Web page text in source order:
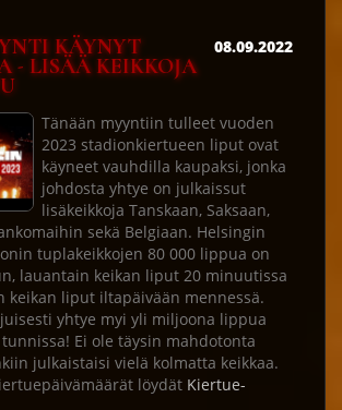
KÄYNYT
- LISÄÄ KEIKKOJA
08.09.2022
Tänään myyntiin tulleet vuoden
2023 stadionkiertueen liput ovat
käyneet vauhdilla kaupaksi, jonka
johdosta yhtye on julkaissut
lisäkeikkoja Tanskaan, Saksaan,
sekä Belgiaan. Helsingin
tuplakeikkojen 80 000 lippua on
lauantain keikan liput 20 minuutissa
keikan liput iltapäivään mennessä.
yhtye myi yli miljoona lippua
Ei ole täysin mahdotonta
julkaistaisi vielä kolmatta keikkaa.
löydät Kiertue-